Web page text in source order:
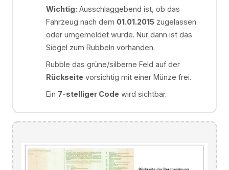
Wichtig: Ausschlaggebend ist, ob das
Fahrzeug nach dem 01.01.2015 zugelassen
oder umgemeldet wurde. Nur dann ist das
Siegel zum Rubbeln vorhanden.
Rubble das grüne/silberne Feld auf der
Rückseite vorsichtig mit einer Münze frei.
Ein 7-stelliger Code wird sichtbar.